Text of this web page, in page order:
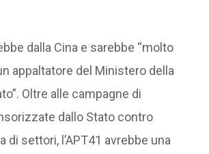
dalla Cina e sarebbe “molto
appaltatore del Ministero della
Oltre alle campagne di
dallo Stato contro
di settori, l’APT41 avrebbe una